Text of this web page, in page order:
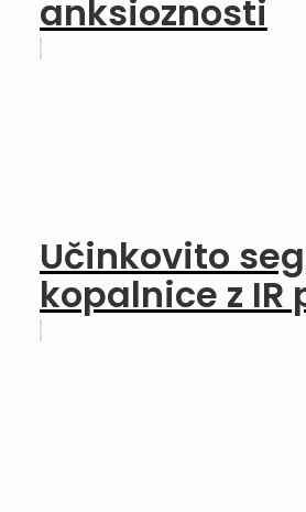
anksioznosti
Učinkovito
kopalnice z IR